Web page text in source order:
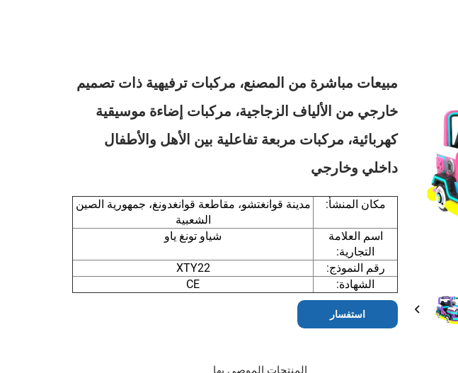
مبيعات مباشرة من المصنع، مركبات ترفيهية ذات تصميم
خارجي من الألياف الزجاجية، مركبات إضاءة موسيقية
كهربائية، مركبات مربعة تفاعلية بين الأهل والأطفال
داخلي وخارجي
مكان المنشأ:
مدينة قوانغتشو، مقاطعة قوانغدونغ، جمهورية الصين
الشعبية
اسم العلامة
التجارية:
شياو تونغ ياو
رقم النموذج:
XTY22
الشهادة:
CE
استفسار
المنتجات الموصى بها